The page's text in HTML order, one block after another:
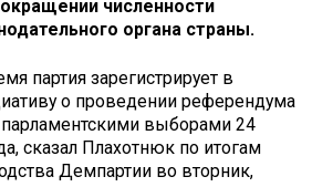
численности
органа страны.
партия зарегистрирует в
о проведении референдума
выборами 24
сказал Плахотнюк по итогам
Демпартии во вторник,